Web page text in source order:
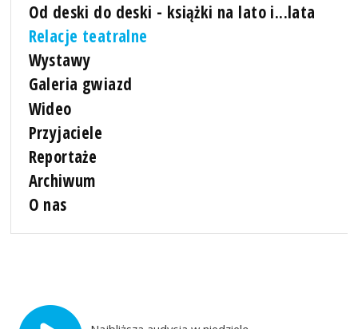
Od deski do deski - książki na lato i...lata
Relacje teatralne
Wystawy
Galeria gwiazd
Wideo
Przyjaciele
Reportaże
Archiwum
O nas